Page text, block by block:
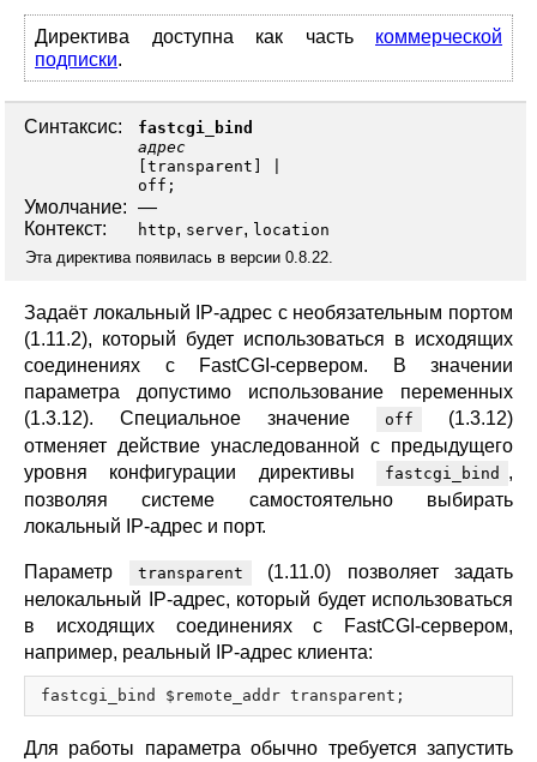
Директива доступна как часть коммерческой
подписки.
Синтаксис:
fastcgi_bind
адрес
[transparent
off ;
Умолчание: —
Контекст:
http, server, location
Эта директива появилась в версии 0.8.22.
Задаёт локальный IP-адрес с необязательным портом
(1.11.2), который будет использоваться в исходящих
соединениях с FastCGI-сервером. В значении
параметра допустимо использование переменных
(1.3.12). Специальное значение
off
(1.3.12)
отменяет действие унаследованной с предыдущего
уровня конфигурации директивы
fastcgi_bind
,
позволяя системе самостоятельно выбирать
локальный IP-адрес и порт.
Параметр transparent
(1.11.0) позволяет задать
нелокальный IP-aдрес, который будет использоваться
в исходящих соединениях с FastCGI-сервером,
например, реальный IP-адрес клиента:
Для работы параметра обычно требуется запустить